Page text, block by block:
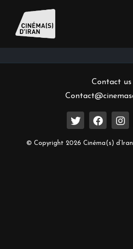
Inscrivez-vous à notre newsletter
Contact us
© Copyright 2026 Cinéma(s)